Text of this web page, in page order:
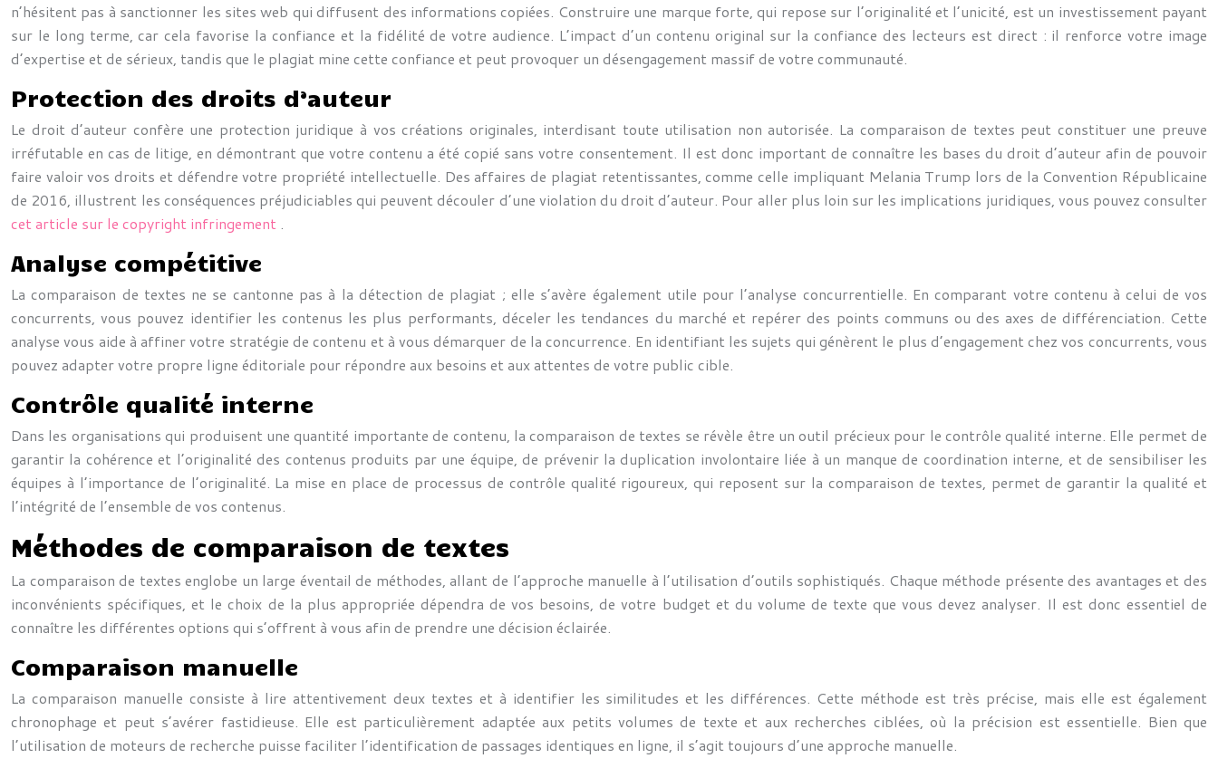
n’hésitent pas à sanctionner les sites web qui diffusent des informations copiées. Construire une marque forte, qui repose sur l’originalité et l’unicité, est un investissement payant
sur le long terme, car cela favorise la confiance et la fidélité de votre audience. L’impact d’un contenu original sur la confiance des lecteurs est direct : il renforce votre image
d’expertise et de sérieux, tandis que le plagiat mine cette confiance et peut provoquer un désengagement massif de votre communauté.
Protection des droits d’auteur
Le droit d’auteur confère une protection juridique à vos créations originales, interdisant toute utilisation non autorisée. La comparaison de textes peut constituer une preuve
irréfutable en cas de litige, en démontrant que votre contenu a été copié sans votre consentement. Il est donc important de connaître les bases du droit d’auteur afin de pouvoir
faire valoir vos droits et défendre votre propriété intellectuelle. Des affaires de plagiat retentissantes, comme celle impliquant Melania Trump lors de la Convention Républicaine
de 2016, illustrent les conséquences préjudiciables qui peuvent découler d’une violation du droit d’auteur. Pour aller plus loin sur les implications juridiques, vous pouvez consulter
cet article sur le copyright infringement .
Analyse compétitive
La comparaison de textes ne se cantonne pas à la détection de plagiat ; elle s’avère également utile pour l’analyse concurrentielle. En comparant votre contenu à celui de vos
concurrents, vous pouvez identifier les contenus les plus performants, déceler les tendances du marché et repérer des points communs ou des axes de différenciation. Cette
analyse vous aide à affiner votre stratégie de contenu et à vous démarquer de la concurrence. En identifiant les sujets qui génèrent le plus d’engagement chez vos concurrents, vous
pouvez adapter votre propre ligne éditoriale pour répondre aux besoins et aux attentes de votre public cible.
Contrôle qualité interne
Dans les organisations qui produisent une quantité importante de contenu, la comparaison de textes se révèle être un outil précieux pour le contrôle qualité interne. Elle permet de
garantir la cohérence et l’originalité des contenus produits par une équipe, de prévenir la duplication involontaire liée à un manque de coordination interne, et de sensibiliser les
équipes à l’importance de l’originalité. La mise en place de processus de contrôle qualité rigoureux, qui reposent sur la comparaison de textes, permet de garantir la qualité et
l’intégrité de l’ensemble de vos contenus.
Méthodes de comparaison de textes
La comparaison de textes englobe un large éventail de méthodes, allant de l’approche manuelle à l’utilisation d’outils sophistiqués. Chaque méthode présente des avantages et des
inconvénients spécifiques, et le choix de la plus appropriée dépendra de vos besoins, de votre budget et du volume de texte que vous devez analyser. Il est donc essentiel de
connaître les différentes options qui s’offrent à vous afin de prendre une décision éclairée.
Comparaison manuelle
La comparaison manuelle consiste à lire attentivement deux textes et à identifier les similitudes et les différences. Cette méthode est très précise, mais elle est également
chronophage et peut s’avérer fastidieuse. Elle est particulièrement adaptée aux petits volumes de texte et aux recherches ciblées, où la précision est essentielle. Bien que
l’utilisation de moteurs de recherche puisse faciliter l’identification de passages identiques en ligne, il s’agit toujours d’une approche manuelle.